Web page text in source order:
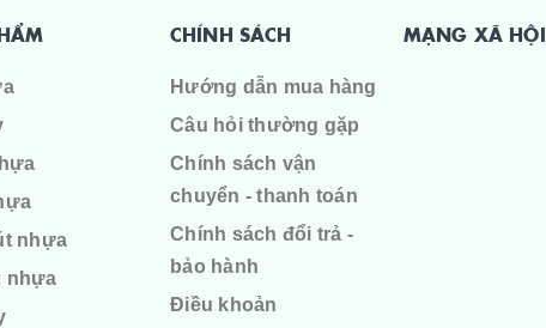
nhựa
nhựa
CHÍNH SÁCH
Hướng dẫn mua hàng
Câu hỏi thường gặp
Chính sách vận
chuyển - thanh toán
Chính sách đổi trả -
bảo hành
Điều khoản
MẠNG XÃ HỘI